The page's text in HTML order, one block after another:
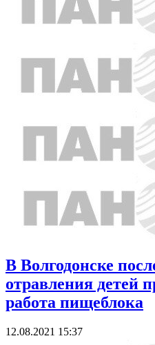
В Волгодонске
отравления детей
работа пищеблока
12.08.2021 15:37